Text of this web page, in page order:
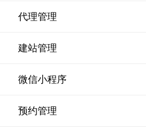
代理管理
建站管理
微信小程序
预约管理